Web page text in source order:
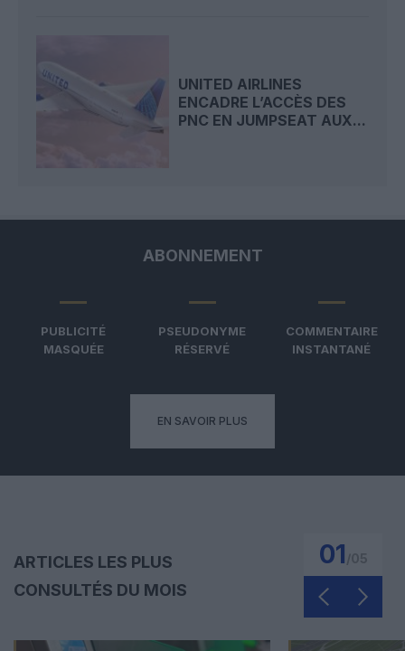
UNITED AIRLINES
ENCADRE L’ACCÈS DES
PNC EN JUMPSEAT AUX...
ABONNEMENT
PUBLICITÉ
MASQUÉE
PSEUDONYME
RÉSERVÉ
COMMENTAIRE
INSTANTANÉ
EN SAVOIR PLUS
ARTICLES LES PLUS
CONSULTÉS DU MOIS
01